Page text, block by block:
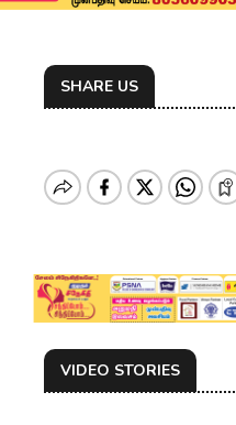
SHARE US
VIDEO STORIES